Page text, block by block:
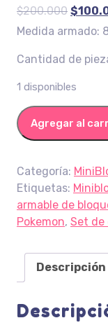
$200.000 El
precio
era:
$
Medida armado:
Cantidad de
1 disponibles
Pikachu Gigante
Agregar al
Categoría:
Etiquetas:
armable de
Pokemon, Set de
Descripción